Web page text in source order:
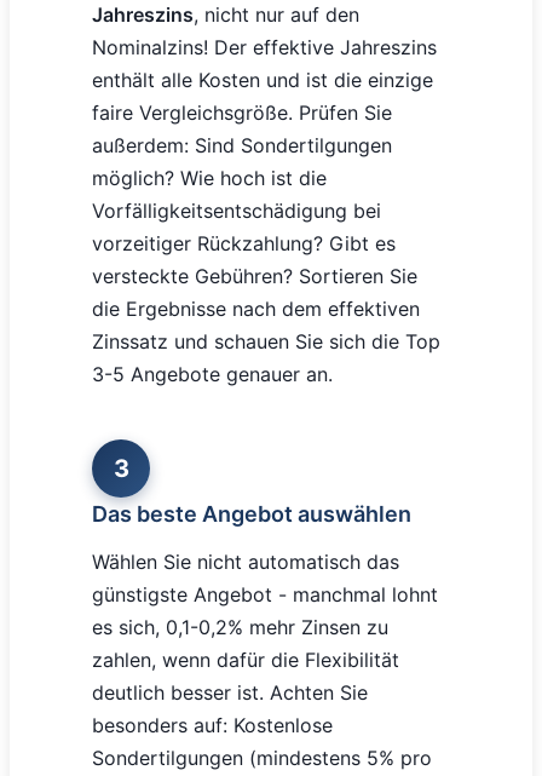
Jahreszins, nicht nur auf den
Nominalzins! Der effektive Jahreszins
enthält alle Kosten und ist die einzige
faire Vergleichsgröße. Prüfen Sie
außerdem: Sind Sondertilgungen
möglich? Wie hoch ist die
Vorfälligkeitsentschädigung bei
vorzeitiger Rückzahlung? Gibt es
versteckte Gebühren? Sortieren Sie
die Ergebnisse nach dem effektiven
Zinssatz und schauen Sie sich die Top
3-5 Angebote genauer an.
3
Das beste Angebot auswählen
Wählen Sie nicht automatisch das
günstigste Angebot - manchmal lohnt
es sich, 0,1-0,2% mehr Zinsen zu
zahlen, wenn dafür die Flexibilität
deutlich besser ist. Achten Sie
besonders auf: Kostenlose
Sondertilgungen (mindestens 5% pro